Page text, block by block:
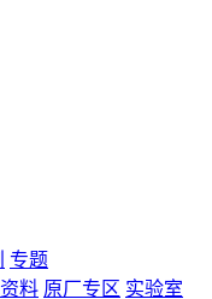
专题
料 原厂专区 实验室